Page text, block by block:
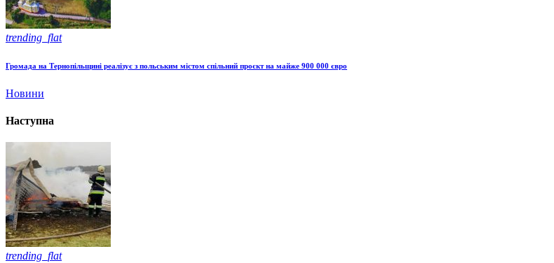
trending_flat
Громада на Тернопільщині реалізує з польським містом спільний проєкт на майже 900 000 євро
Новини
Наступна
trending_flat